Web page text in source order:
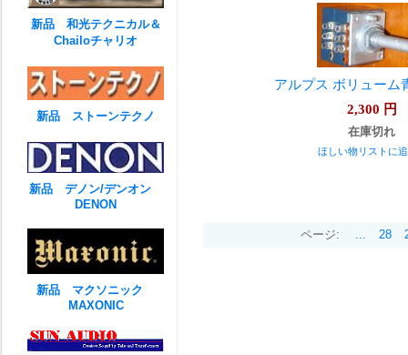
アルプス ボリューム
2,300 円
在庫切れ
ほしい物リストに
ページ: ... 28
新品 和光テクニカル＆
Chailoチャリオ
新品 ストーンテクノ
新品 デノン/デンオン
DENON
新品 マクソニック
MAXONIC